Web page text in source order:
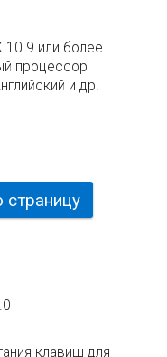
10.9 или более
процессор
и др.
клавиш для